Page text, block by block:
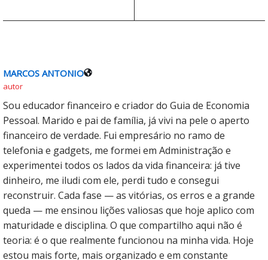
MARCOS ANTONIO
autor
Sou educador financeiro e criador do Guia de Economia
Pessoal. Marido e pai de família, já vivi na pele o aperto
financeiro de verdade. Fui empresário no ramo de
telefonia e gadgets, me formei em Administração e
experimentei todos os lados da vida financeira: já tive
dinheiro, me iludi com ele, perdi tudo e consegui
reconstruir. Cada fase — as vitórias, os erros e a grande
queda — me ensinou lições valiosas que hoje aplico com
maturidade e disciplina. O que compartilho aqui não é
teoria: é o que realmente funcionou na minha vida. Hoje
estou mais forte, mais organizado e em constante